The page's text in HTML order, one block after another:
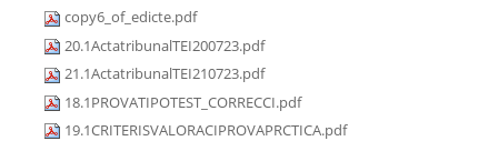
copy6_of_edicte.pdf
20.1ActatribunalTEI200723.pdf
21.1ActatribunalTEI210723.pdf
18.1PROVATIPOTEST_CORRECCI.pdf
19.1CRITERISVALORACIPROVAPRCTICA.pdf